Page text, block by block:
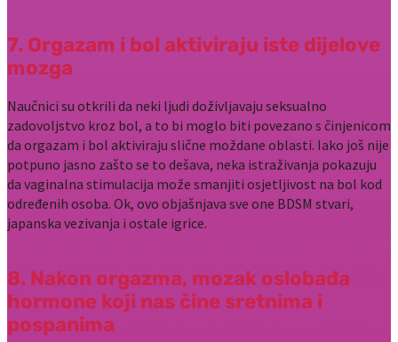
7. Orgazam i bol aktiviraju iste dijelove
mozga
Naučnici su otkrili da neki ljudi doživljavaju seksualno
zadovoljstvo kroz bol, a to bi moglo biti povezano s činjenicom
da orgazam i bol aktiviraju slične moždane oblasti. Iako još nije
potpuno jasno zašto se to dešava, neka istraživanja pokazuju
da vaginalna stimulacija može smanjiti osjetljivost na bol kod
određenih osoba. Ok, ovo objašnjava sve one BDSM stvari,
japanska vezivanja i ostale igrice.
8. Nakon orgazma, mozak oslobađa
hormone koji nas čine sretnima i
pospanima